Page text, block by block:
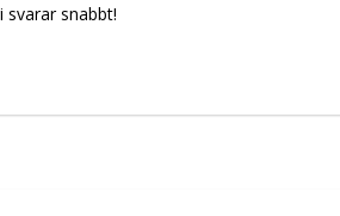
svarar snabbt!